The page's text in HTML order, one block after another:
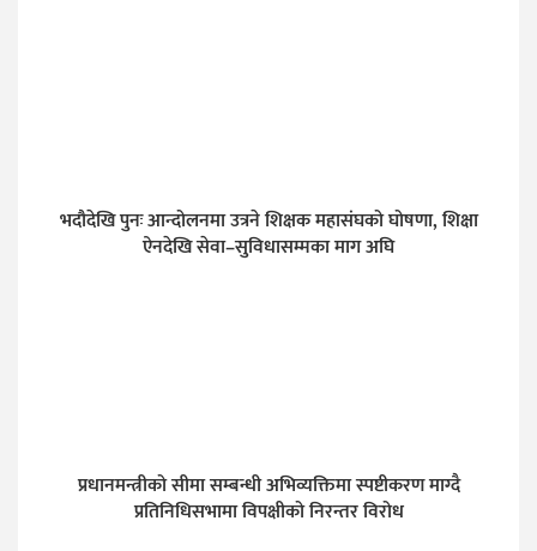
भदौदेखि पुनः आन्दोलनमा उत्रने शिक्षक महासंघको घोषणा, शिक्षा
ऐनदेखि सेवा–सुविधासम्मका माग अघि
प्रधानमन्त्रीको सीमा सम्बन्धी अभिव्यक्तिमा स्पष्टीकरण माग्दै
प्रतिनिधिसभामा विपक्षीको निरन्तर विरोध